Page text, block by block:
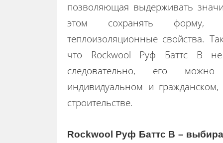
позволяющая выдерживать
этом сохранять
теплоизоляционные свойства.
что Rockwool Руф Баттс В
следовательно, его
индивидуальном и
строительстве.
Rockwool Руф Баттс В –